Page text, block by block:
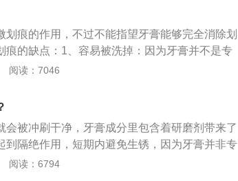
。形成因素有三个：作用力、肇事车辆、被破
为：凹陷状立体痕迹、孔洞状立体痕迹、粉碎
爆裂痕迹。
划痕的作用，不过不能指望牙膏能够完全消除划
痕的缺点：1、容易被洗掉：因为牙膏并不是专
久贴合在汽车划痕上，只要下一场大雨，牙膏
方法，可能会使得涂抹区域车漆泛白，起到适
车还是慎用。3、不能用有颗粒的牙膏：千万不
带有研磨颗粒的牙膏，那样在擦拭过程中会对
阅读：7046
会被冲刷干净，牙膏成分里包含着研磨剂带来了
到隔绝作用，短期内避免生锈，因为牙膏并非专
久贴合在汽车划痕上。汽车抛光可以去掉划
阅读：6794